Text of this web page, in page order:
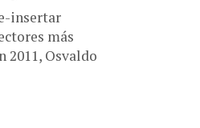
insertar
más
2011, Osvaldo